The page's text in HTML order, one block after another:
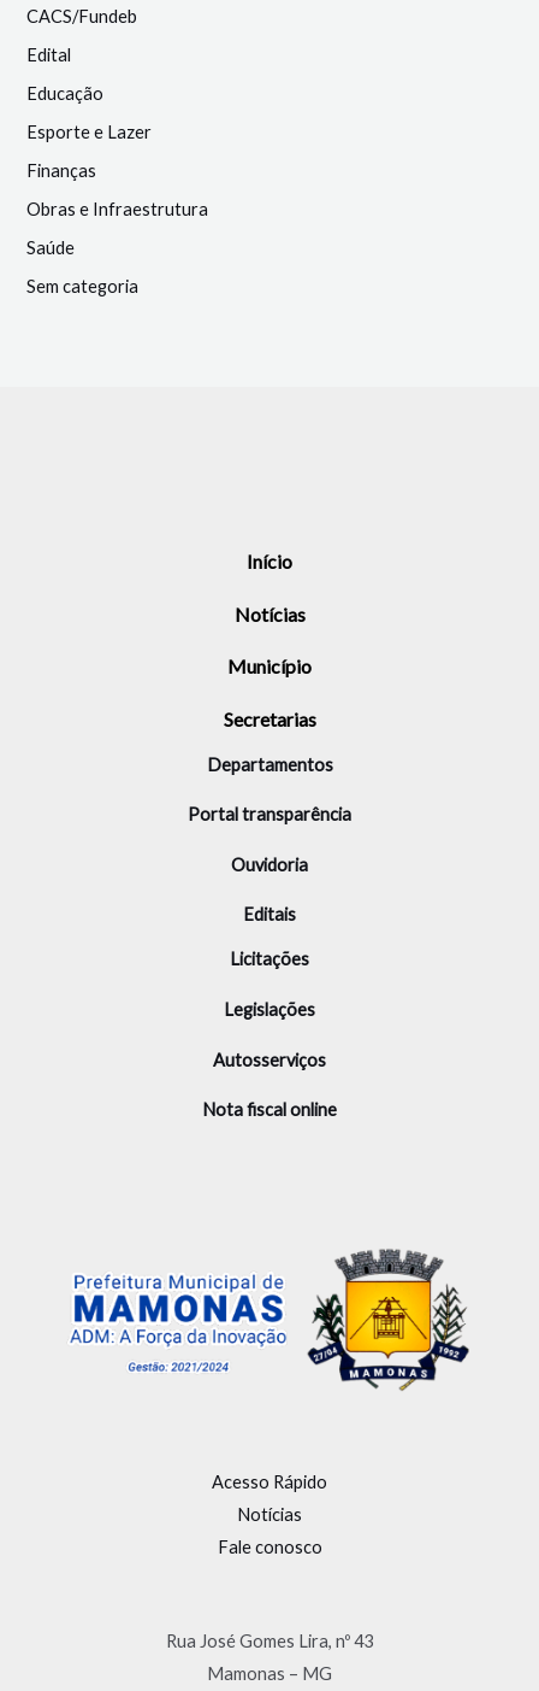
CACS/Fundeb
Edital
Educação
Esporte e Lazer
Finanças
Obras e Infraestrutura
Saúde
Sem categoria
Início
Notícias
Município
Secretarias
Departamentos
Portal transparência
Ouvidoria
Editais
Licitações
Legislações
Autosserviços
Nota fiscal online
Acesso Rápido
Notícias
Fale conosco
Rua José Gomes Lira, nº 43
Mamonas – MG